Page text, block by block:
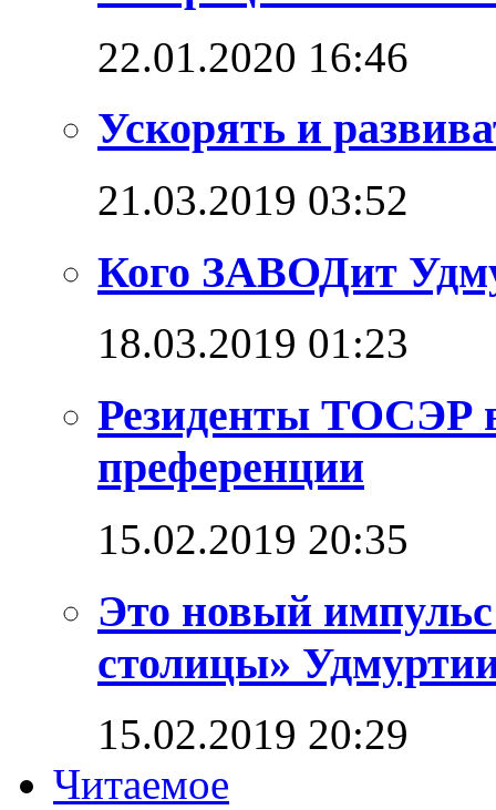
22.01.2020 16:46
Ускорять и
21.03.2019 03:52
Кого ЗАВОДит
18.03.2019 01:23
Резиденты ТОСЭР
преференции
15.02.2019 20:35
Это новый
столицы»
15.02.2019 20:29
Читаемое